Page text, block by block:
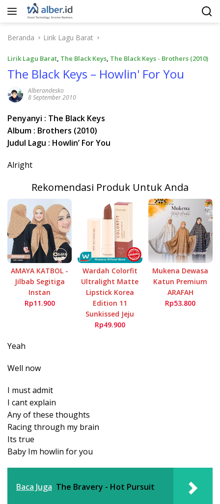
Langsung
Beranda
Lirik Lagu Barat
Lirik Lagu Barat, The Black Keys, The Black Keys - Brothers (2010)
The Black Keys – Howlin' For You
Alberandesko
8 September 2010
Penyanyi : The Black Keys
Album : Brothers (2010)
Judul Lagu : Howlin’ For You
Alright
Rekomendasi Produk Untuk Anda
AMAYA KATBOL -
Jilbab Segitiga
Instan
Rp11.900
Wardah Colorfit
Ultralight Matte
Lipstick Korea
Edition 11
Sunkissed Jeju
Rp49.900
Mukena Dewasa
Katun Premium
ARAFAH
Rp53.800
Yeah
Well now
I must admit
I cant explain
Any of these thoughts
Racing through my brain
Its true
Baby Im howlin for you
Baca Juga The Bravery - Hot Pursuit